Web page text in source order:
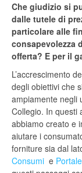
Che giudizio si
dalle tutele di
particolare alle
consapevolezza
offerta? E per il
L’accrescimento
degli obiettivi che
ampiamente negli
Collegio. In questi
abbiamo creato e
aiutare i
forniture sia dal
Consumi e